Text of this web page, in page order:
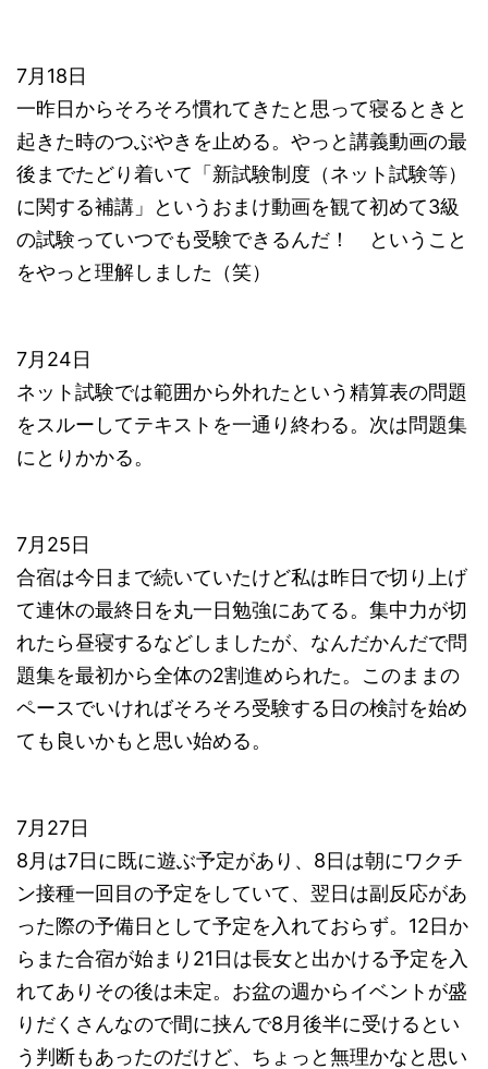
7月18日
一昨日からそろそろ慣れてきたと思って寝るときと
起きた時のつぶやきを止める。やっと講義動画の最
後までたどり着いて「新試験制度（ネット試験等）
に関する補講」というおまけ動画を観て初めて3級
の試験っていつでも受験できるんだ！ ということ
をやっと理解しました（笑）
7月24日
ネット試験では範囲から外れたという精算表の問題
をスルーしてテキストを一通り終わる。次は問題集
にとりかかる。
7月25日
合宿は今日まで続いていたけど私は昨日で切り上げ
て連休の最終日を丸一日勉強にあてる。集中力が切
れたら昼寝するなどしましたが、なんだかんだで問
題集を最初から全体の2割進められた。このままの
ペースでいければそろそろ受験する日の検討を始め
ても良いかもと思い始める。
7月27日
8月は7日に既に遊ぶ予定があり、8日は朝にワクチ
ン接種一回目の予定をしていて、翌日は副反応があ
った際の予備日として予定を入れておらず。12日か
らまた合宿が始まり21日は長女と出かける予定を入
れてありその後は未定。お盆の週からイベントが盛
りだくさんなので間に挟んで8月後半に受けるとい
う判断もあったのだけど、ちょっと無理かなと思い